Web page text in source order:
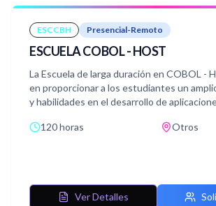
ESCCBH Presencial-Remoto
ESCUELA COBOL - HOST
La Escuela de larga duración en COBOL -
en proporcionar a los estudiantes un
y habilidades en el desarrollo de
específicamente en sistemas operativos
Se trata un amplio temario desde los
avanzada en COBOL y el uso de DB2
gestión de bases de datos. Los
120 horas Otros
Ver Detalles